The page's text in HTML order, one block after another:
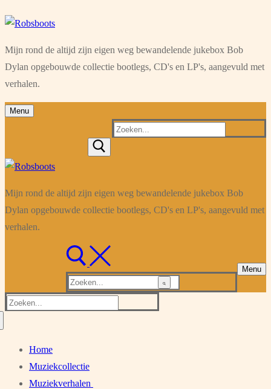
Ga
de
inhoud
Menu
Sluiten
Mijn rond de altijd zijn eigen weg bewandelende jukebox Bob
Dylan opgebouwde collectie bootlegs, CD's en LP's, aangevuld met
verhalen.
Menu
Zoeken
Mijn rond de altijd zijn eigen weg bewandelende jukebox Bob
Dylan opgebouwde collectie bootlegs, CD's en LP's, aangevuld met
verhalen.
Zoeken
naar:
Menu
Zoeken
Home
Muziekcollectie
Muziekverhalen